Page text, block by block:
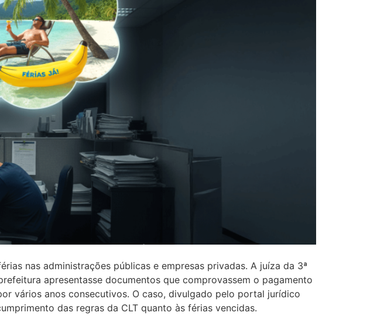
nas administrações públicas e empresas privadas. A juíza da 3ª
apresentasse documentos que comprovassem o pagamento
vários anos consecutivos. O caso, divulgado pelo portal jurídico
das regras da CLT quanto às férias vencidas.